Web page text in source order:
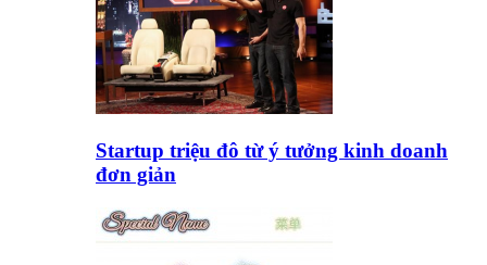
Startup triệu đô từ ý tưởng kinh doanh
đơn giản